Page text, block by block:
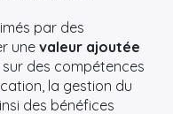
par des
une valeur ajoutée
des compétences
la gestion du
des bénéfices
×